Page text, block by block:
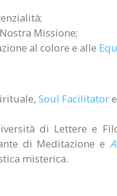
Missione;
al colore e alle
Soul Facilitator
di Lettere e
di Meditazione e
misterica.